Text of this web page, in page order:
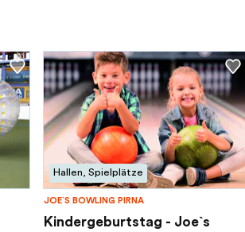
Hallen, Spielplätze
JOE`S BOWLING PIRNA
Kindergeburtstag - Joe`s